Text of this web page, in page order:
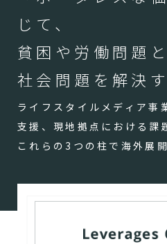
じて、
貧困や労働問題
社会問題を解決
ライフスタイルメディア事
支援、現地拠点における課
これらの3つの柱で海外展